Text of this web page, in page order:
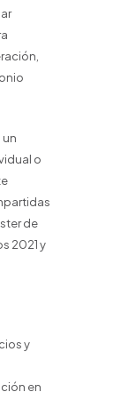
o
de
2021 y
y
en